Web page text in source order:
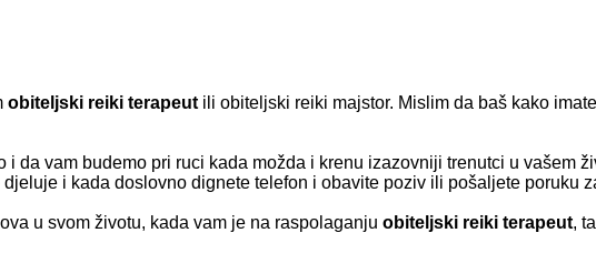
obiteljski reiki terapeut ili obiteljski reiki majstor. Mislim da baš kako
i da vam budemo pri ruci kada možda i krenu izazovniji trenutci u vašem
i kada doslovno dignete telefon i obavite poziv ili pošaljete poruku
u svom životu, kada vam je na raspolaganju obiteljski reiki terapeut,